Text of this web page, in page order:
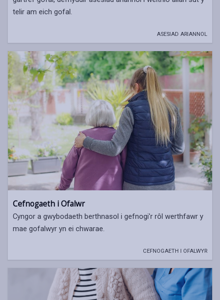
telir am eich gofal.
ASESIAD ARIANNOL
Cefnogaeth i Ofalwr
Cyngor a gwybodaeth berthnasol i gefnogi'r rôl werthfawr y
mae gofalwyr yn ei chwarae.
CEFNOGAETH I OFALWYR